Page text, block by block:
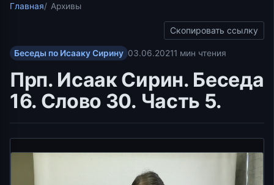
Главная Архивы
Скопировать ссылку
Беседы по Исааку Сирину 03.06.20211 мин чтения
Прп. Исаак Сирин. Беседа
16. Слово 30. Часть 5.